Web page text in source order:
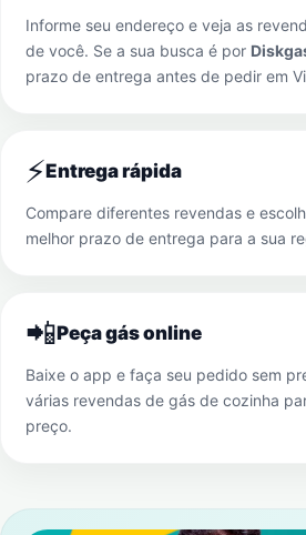
Informe seu endereço e veja as
de você. Se a sua busca é por
prazo de entrega antes de pedir em
⚡Entrega rápida
Compare diferentes revendas e
melhor prazo de entrega para a sua
📲Peça gás online
Baixe o app e faça seu pedido sem
várias revendas de gás de cozinha
preço.